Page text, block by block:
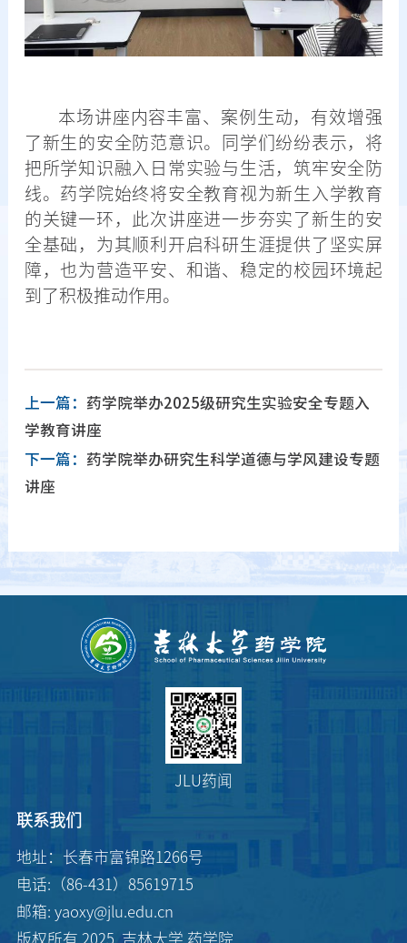
本场讲座内容丰富、案例生动，有效增强
了新生的安全防范意识。同学们纷纷表示，将
把所学知识融入日常实验与生活，筑牢安全防
线。药学院始终将安全教育视为新生入学教育
的关键一环，此次讲座进一步夯实了新生的安
全基础，为其顺利开启科研生涯提供了坚实屏
障，也为营造平安、和谐、稳定的校园环境起
到了积极推动作用。
上一篇： 药学院举办2025级研究生实验安全专题入
学教育讲座
下一篇： 药学院举办研究生科学道德与学风建设专题
讲座
JLU药闻
联系我们
地址：长春市富锦路1266号
电话:（86-431）85619715
邮箱: yaoxy@jlu.edu.cn
版权所有 2025 吉林大学 药学院